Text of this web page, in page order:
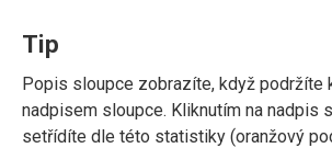
Tip
Popis sloupce zobrazíte, když podržíte
nadpisem sloupce. Kliknutím na nadpis
setřídíte dle této statistiky (oranžový